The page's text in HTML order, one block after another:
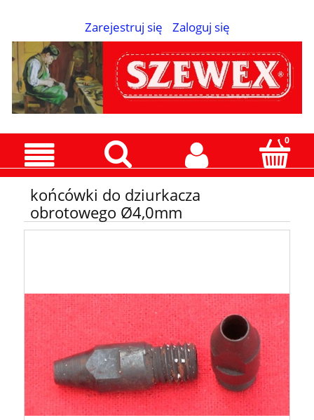
Zarejestruj się Zaloguj się
końcówki do dziurkacza
obrotowego Ø4,0mm